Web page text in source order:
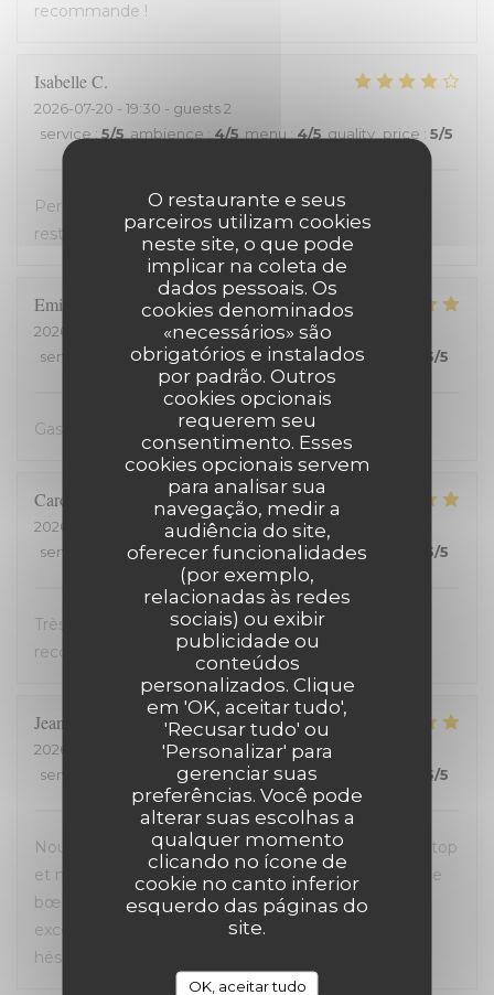
O restaurante e seus
parceiros utilizam cookies
neste site, o que pode
implicar na coleta de
dados pessoais. Os
cookies denominados
«necessários» são
obrigatórios e instalados
por padrão. Outros
cookies opcionais
requerem seu
consentimento. Esses
cookies opcionais servem
para analisar sua
navegação, medir a
audiência do site,
oferecer funcionalidades
(por exemplo,
relacionadas às redes
sociais) ou exibir
publicidade ou
conteúdos
personalizados. Clique
em 'OK, aceitar tudo',
'Recusar tudo' ou
'Personalizar' para
gerenciar suas
preferências. Você pode
alterar suas escolhas a
qualquer momento
clicando no ícone de
cookie no canto inferior
esquerdo das páginas do
site.
OK, aceitar tudo
recommande !
IsabelleC
2026-07-20 - 19:30 - guests 2
service : 5/5 ambience : 4/5 menu : 4/5 quality_price : 5/5
Personnel très accueillant, très bons plats, carte
restreinte
Emilienne
2026-07-19
- 19:30 - guests 2
service
ambience:5/5 menu:5/5 quality_price 5/5
Gastvrij, gezellig, heerlijk
Carole
2026-07-18
- 21:00 - guests 2
service
ambience: 5 /5 menu:5 /5 quality_price 5/5
Très bon accueil et cuisine excellente. On
recommande !
Jean-David
2026-07-13
- 20:30 - guests 2
service
ambience:5/5 menu: 5/5 5/5
Nous avons passé une excellente soirée, service au top
et nourriture de très bonne qualité. J’ai pris la cote de
bœuf et je me suis régalé. Les frites étaient aussi
excellentes. Nous recommandons sans aucune
hésitation.